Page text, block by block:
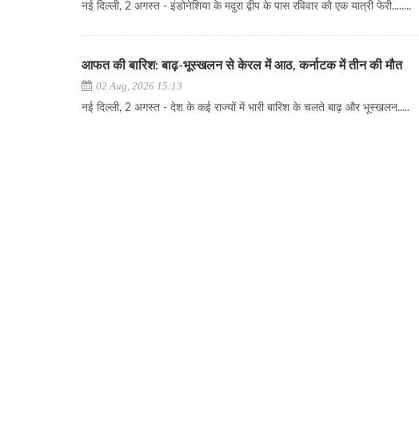
नई दिल्ली, 2 अगस्त - इंडोनेशिया के मदुरा द्वीप के पास रविवार को एक यात्री फेरी........
आफत की बारिश: बाढ़-भूस्खलन से केरल में आठ, कर्नाटक में तीन की मौत
02 Aug, 2026 15:13
नई दिल्ली, 2 अगस्त - देश के कई राज्यों में भारी बारिश के चलते बाढ़ और भूस्खलन.....